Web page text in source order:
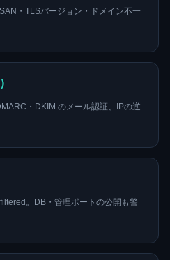
・TLSバージョン・ドメイン不一
・DKIM のメール認証、IPの逆
。DB・管理ポートの公開も警